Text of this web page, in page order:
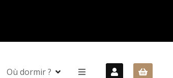
Où dormir ?